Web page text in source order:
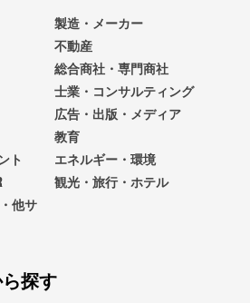
製造・メーカー
不動産
総合商社・専門商社
士業・コンサルティング
広告・出版・メディア
教育
ト
エネルギー・環境
観光・旅行・ホテル
他サ
探す